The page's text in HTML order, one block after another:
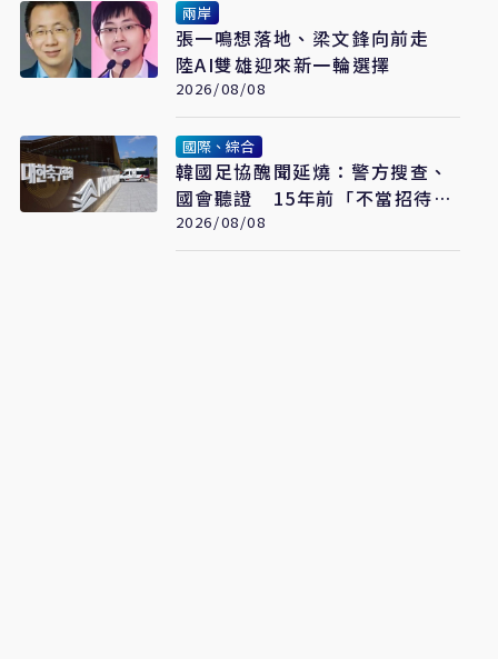
兩岸
張一鳴想落地、梁文鋒向前走
陸AI雙雄迎來新一輪選擇
2026/08/08
國際、綜合
韓國足協醜聞延燒：警方搜查、
國會聽證 15年前「不當招待」
疑雲重見天日
2026/08/08